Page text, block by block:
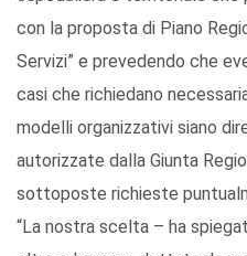
con la proposta di Piano
Servizi” e prevedendo che
casi che richiedano
modelli organizzativi siano
autorizzate dalla Giunta
sottoposte richieste
“La nostra scelta – ha